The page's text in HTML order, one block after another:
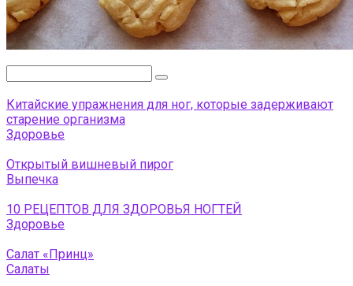
Китайские упражнения для ног, которые задерживают
старение организма
Здоровье
Открытый вишневый пирог
Выпечка
10 РЕЦЕПТОВ ДЛЯ ЗДОРОВЬЯ НОГТЕЙ
Здоровье
Салат «Принц»
Салаты